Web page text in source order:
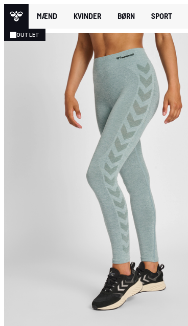
MÆND KVINDER BØRN SPORT
OUTLET